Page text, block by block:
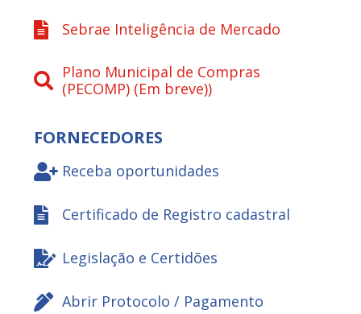
Sebrae Inteligência de Mercado
Plano Municipal de Compras
(PECOMP) (Em breve))
FORNECEDORES
Receba oportunidades
Certificado de Registro cadastral
Legislação e Certidões
Abrir Protocolo / Pagamento